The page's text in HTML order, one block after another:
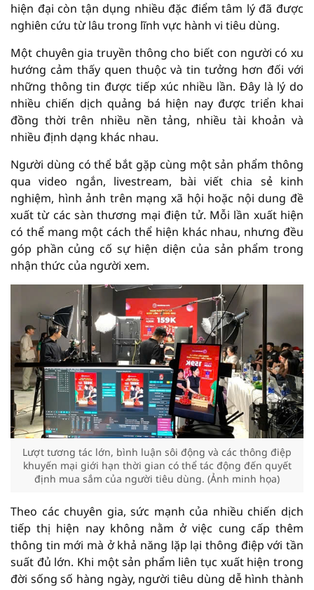
hiện đại còn tận dụng nhiều đặc điểm tâm lý đã được
nghiên cứu từ lâu trong lĩnh vực hành vi tiêu dùng.
Một chuyên gia truyền thông cho biết con người có xu
hướng cảm thấy quen thuộc và tin tưởng hơn đối với
những thông tin được tiếp xúc nhiều lần. Đây là lý do
nhiều chiến dịch quảng bá hiện nay được triển khai
đồng thời trên nhiều nền tảng, nhiều tài khoản và
nhiều định dạng khác nhau.
Người dùng có thể bắt gặp cùng một sản phẩm thông
qua video ngắn, livestream, bài viết chia sẻ kinh
nghiệm, hình ảnh trên mạng xã hội hoặc nội dung đề
xuất từ các sàn thương mại điện tử. Mỗi lần xuất hiện
có thể mang một cách thể hiện khác nhau, nhưng đều
góp phần củng cố sự hiện diện của sản phẩm trong
nhận thức của người xem.
Lượt tương tác lớn, bình luận sôi động và các thông điệp
khuyến mại giới hạn thời gian có thể tác động đến quyết
định mua sắm của người tiêu dùng. (Ảnh minh họa)
Theo các chuyên gia, sức mạnh của nhiều chiến dịch
tiếp thị hiện nay không nằm ở việc cung cấp thêm
thông tin mới mà ở khả năng lặp lại thông điệp với tần
suất đủ lớn. Khi một sản phẩm liên tục xuất hiện trong
đời sống số hàng ngày, người tiêu dùng dễ hình thành